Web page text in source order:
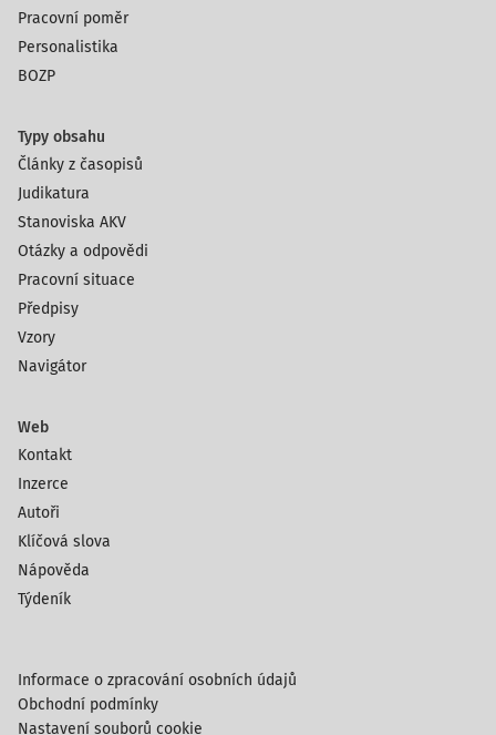
Pracovní poměr
Personalistika
BOZP
Typy obsahu
Články z časopisů
Judikatura
Stanoviska AKV
Otázky a odpovědi
Pracovní situace
Předpisy
Vzory
Navigátor
Web
Kontakt
Inzerce
Autoři
Klíčová slova
Nápověda
Týdeník
Informace o zpracování osobních údajů
Obchodní podmínky
Nastavení souborů cookie